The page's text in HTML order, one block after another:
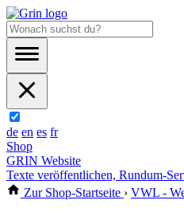
de en es fr
Shop
GRIN Website
Texte veröffentlichen, Rundum-
Zur Shop-Startseite › VWL -